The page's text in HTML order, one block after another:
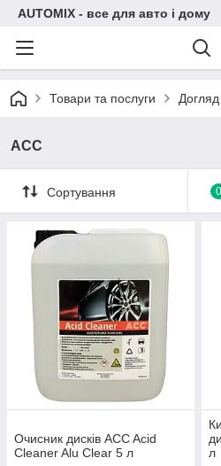
AUTOMIX - все для авто і дому
Товари та послуги
ACC
Сортування 0
Очисник дисків ACC Acid
Cleaner Alu Clear 5 л
л